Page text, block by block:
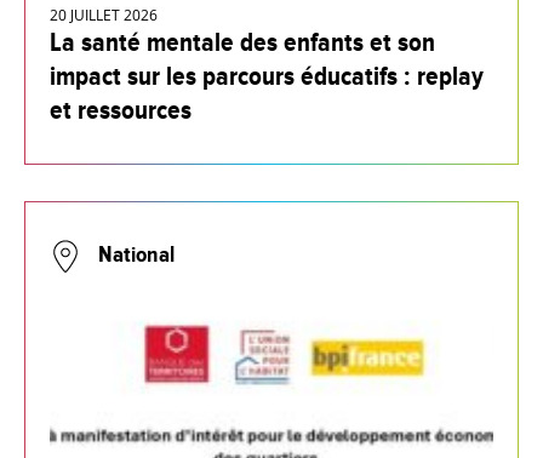
20 JUILLET 2026
La santé mentale des enfants et son
impact sur les parcours éducatifs : replay
et ressources
National